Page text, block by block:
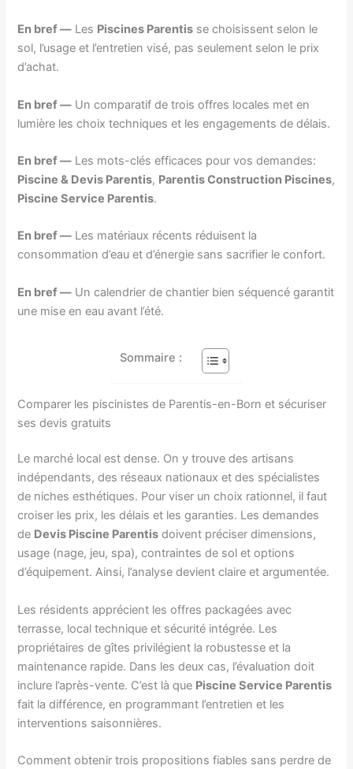
En bref — Les Piscines Parentis se choisissent selon le
sol, l’usage et l’entretien visé, pas seulement selon le prix
d’achat.
En bref — Un comparatif de trois offres locales met en
lumière les choix techniques et les engagements de délais.
En bref — Les mots-clés efficaces pour vos demandes:
Piscine & Devis Parentis, Parentis Construction Piscines,
Piscine Service Parentis.
En bref — Les matériaux récents réduisent la
consommation d’eau et d’énergie sans sacrifier le confort.
En bref — Un calendrier de chantier bien séquencé garantit
une mise en eau avant l’été.
Sommaire :
Comparer les piscinistes de Parentis-en-Born et sécuriser
ses devis gratuits
Le marché local est dense. On y trouve des artisans
indépendants, des réseaux nationaux et des spécialistes
de niches esthétiques. Pour viser un choix rationnel, il faut
croiser les prix, les délais et les garanties. Les demandes
de Devis Piscine Parentis doivent préciser dimensions,
usage (nage, jeu, spa), contraintes de sol et options
d’équipement. Ainsi, l’analyse devient claire et argumentée.
Les résidents apprécient les offres packagées avec
terrasse, local technique et sécurité intégrée. Les
propriétaires de gîtes privilégient la robustesse et la
maintenance rapide. Dans les deux cas, l’évaluation doit
inclure l’après-vente. C’est là que Piscine Service Parentis
fait la différence, en programmant l’entretien et les
interventions saisonnières.
Comment obtenir trois propositions fiables sans perdre de